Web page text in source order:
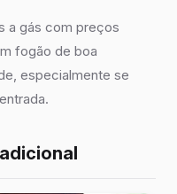
a gás com preços
fogão de boa
especialmente se